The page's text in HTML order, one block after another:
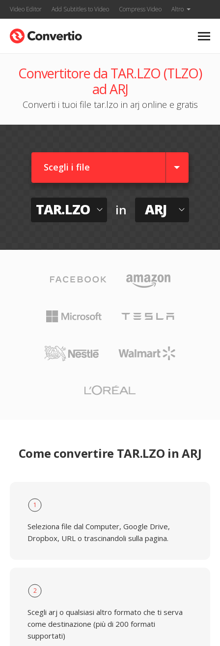
Video Editor Add Subtitles to Video Compress Video Altro
Convertitore da TAR.LZO (TLZO)
ad ARJ
Converti i tuoi file tar.lzo in arj online e gratis
Scegli i file
TAR.LZO in ARJ
Come convertire TAR.LZO in ARJ
1
Seleziona file dal Computer, Google Drive,
Dropbox, URL o trascinandoli sulla pagina.
2
Scegli arj o qualsiasi altro formato che ti serva
come destinazione (più di 200 formati
supportati)